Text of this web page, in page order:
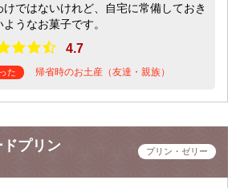
けではないけれど、自宅に常備しておき
ようなお菓子です。
4.7
た 帰省時のお土産（友達・親族）
プリン プリン・ゼリー